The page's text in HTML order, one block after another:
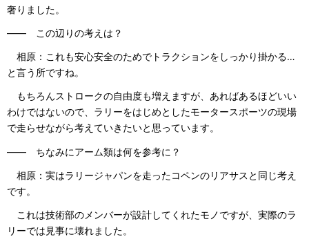
奢りました。
―― この辺りの考えは？
相原：これも安心安全のためでトラクションをしっかり掛かる…
と言う所ですね。
もちろんストロークの自由度も増えますが、あればあるほどいい
わけではないので、ラリーをはじめとしたモータースポーツの現場
で走らせながら考えていきたいと思っています。
―― ちなみにアーム類は何を参考に？
相原：実はラリージャパンを走ったコペンのリアサスと同じ考え
です。
これは技術部のメンバーが設計してくれたモノですが、実際のラ
リーでは見事に壊れました。